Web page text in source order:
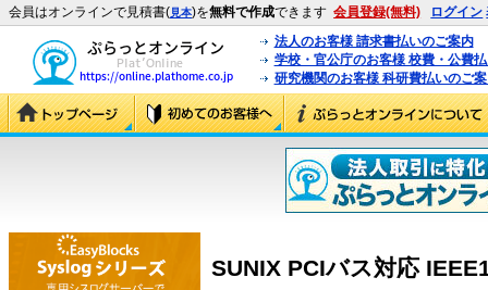
会員はオンラインで見積書(見本)を無料で作成できます 会員登録(無料) ログイン
法人のお客様 請求書払いのご案内
学校・官公庁のお客様 校費・公費
研究機関のお客様 科研費払いのご
SUNIX PCIバス対応